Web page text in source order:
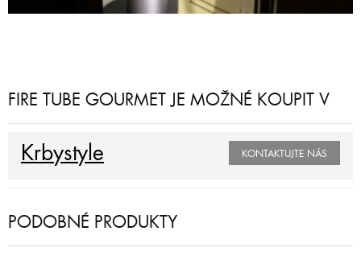
FIRE TUBE GOURMET JE MOŽNÉ KOUPIT V
Krbystyle KONTAKTUJTE NÁS
PODOBNÉ PRODUKTY